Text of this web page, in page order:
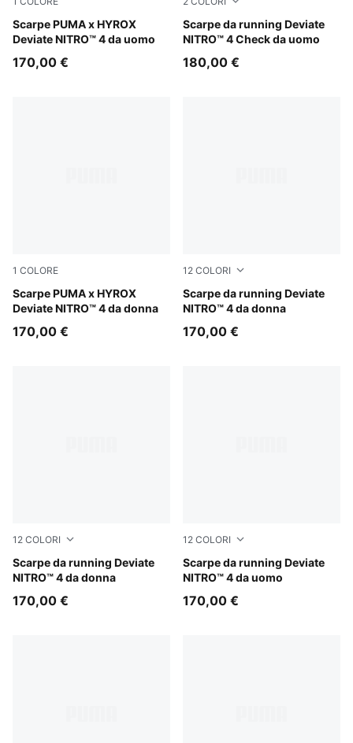
Scarpe PUMA x HYROX
Deviate NITRO™ 4 da uomo
Intense Mint-Light Lavender
170,00 €
Scarpe da running Deviate
NITRO™ 4 Check da uomo
Royal Sapphire-PUMA White
180,00 €
1 COLORE
Scarpe PUMA x HYROX
Deviate NITRO™ 4 da donna
Intense Mint-Light Lavender
170,00 €
12 COLORI
Scarpe da running Deviate
NITRO™ 4 da donna
Soft Grass-Créme De Mint
170,00 €
12 COLORI
Scarpe da running Deviate
NITRO™ 4 da donna
PUMA Black-PUMA White-PUMA Silver
170,00 €
12 COLORI
Scarpe da running Deviate
NITRO™ 4 da uomo
Soft Grass-Créme De Mint
170,00 €